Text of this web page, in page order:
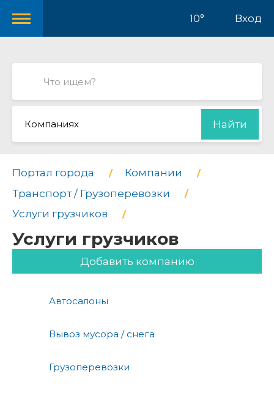
10° Вход
Компаниях Найти
Портал города
Компании
Транспорт / Грузоперевозки
Услуги грузчиков
Услуги грузчиков
Добавить компанию
Автосалоны
Вывоз мусора / снега
Грузоперевозки